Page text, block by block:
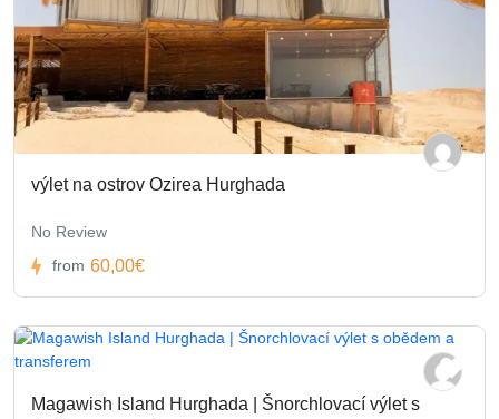
výlet na ostrov Ozirea Hurghada
No Review
from 60,00€
Magawish Island Hurghada | Šnorchlovací výlet s